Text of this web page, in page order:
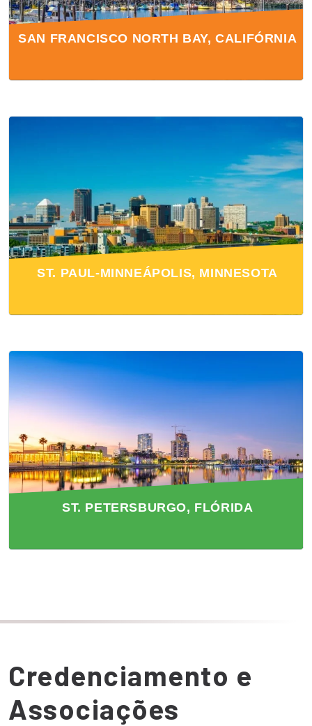
SAN FRANCISCO NORTH BAY, CALIFÓRNIA
ST. PAUL-MINNEÁPOLIS, MINNESOTA
ST. PETERSBURGO, FLÓRIDA
Credenciamento e
Associações